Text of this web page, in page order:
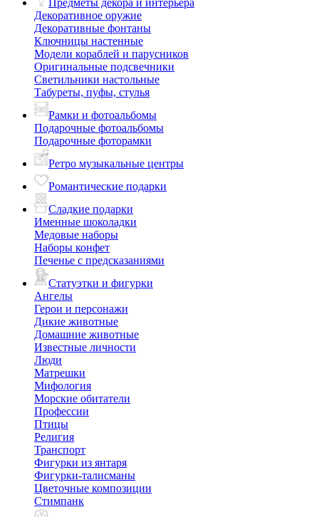
Предметы декора и интерьера
Декоративное оружие
Декоративные фонтаны
Ключницы настенные
Модели кораблей и парусников
Оригинальные подсвечники
Светильники настольные
Табуреты, пуфы, стулья
Рамки и фотоальбомы
Подарочные фотоальбомы
Подарочные фоторамки
Ретро музыкальные центры
Романтические подарки
Сладкие подарки
Именные шоколадки
Медовые наборы
Наборы конфет
Печенье с предсказаниями
Статуэтки и фигурки
Ангелы
Герои и персонажи
Дикие животные
Домашние животные
Известные личности
Люди
Матрешки
Мифология
Морские обитатели
Профессии
Птицы
Религия
Транспорт
Фигурки из янтаря
Фигурки-талисманы
Цветочные композиции
Стимпанк